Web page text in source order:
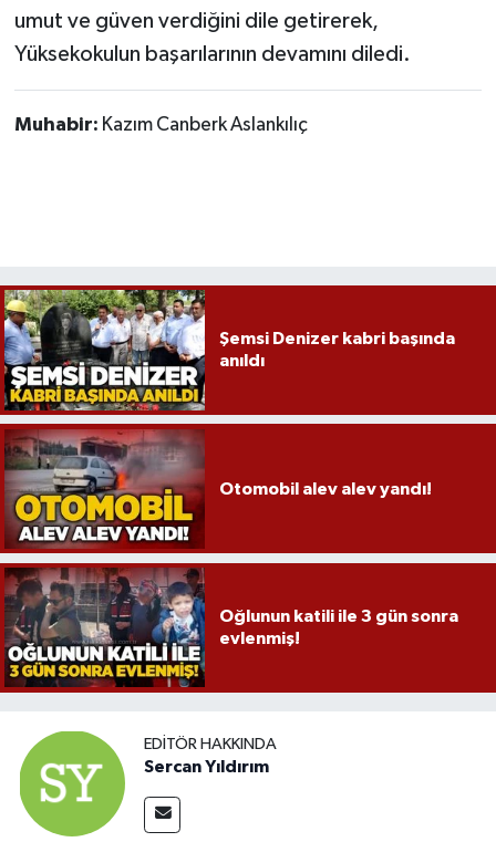
umut ve güven verdiğini dile getirerek,
Yüksekokulun başarılarının devamını diledi.
Muhabir: Kazım Canberk Aslankılıç
Şemsi Denizer kabri başında
anıldı
Otomobil alev alev yandı!
Oğlunun katili ile 3 gün sonra
evlenmiş!
EDITÖR HAKKINDA
Sercan Yıldırım